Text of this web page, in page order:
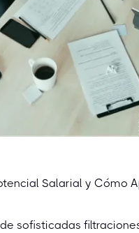
Salarial y Cómo
sofisticadas